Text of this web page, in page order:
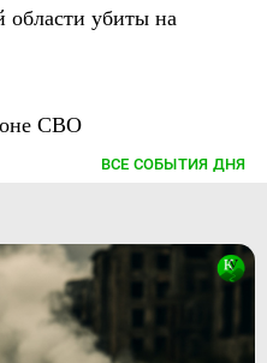
области убиты на
СВО
ВСЕ СОБЫТИЯ ДНЯ